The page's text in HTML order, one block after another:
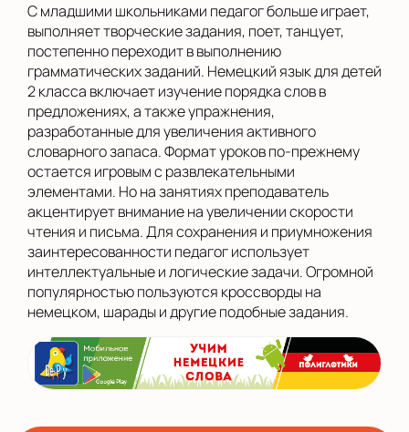
С младшими школьниками педагог больше играет,
выполняет творческие задания, поет, танцует,
постепенно переходит в выполнению
грамматических заданий. Немецкий язык для детей
2 класса включает изучение порядка слов в
предложениях, а также упражнения,
разработанные для увеличения активного
словарного запаса. Формат уроков по-прежнему
остается игровым с развлекательными
элементами. Но на занятиях преподаватель
акцентирует внимание на увеличении скорости
чтения и письма. Для сохранения и приумножения
заинтересованности педагог использует
интеллектуальные и логические задачи. Огромной
популярностью пользуются кроссворды на
немецком, шарады и другие подобные задания.